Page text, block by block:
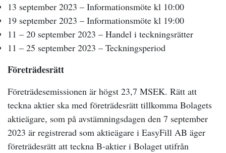
13 september 2023 – Informationsmöte kl 10:00
19 september 2023 – Informationsmöte kl 19:00
11 – 20 september 2023 – Handel i teckningsrätter
11 – 25 september 2023 – Teckningsperiod
Företrädesrätt
Företrädesemissionen är högst 23,7 MSEK. Rätt att
teckna aktier ska med företrädesrätt tillkomma Bolagets
aktieägare, som på avstämningsdagen den 7 september
2023 är registrerad som aktieägare i EasyFill AB äger
företrädesrätt att teckna B-aktier i Bolaget utifrån